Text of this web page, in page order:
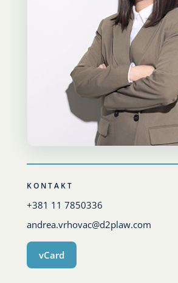
Kontakt
KONTAKT
+381 11 7850336
andrea.vrhovac@d2plaw.com
vCard